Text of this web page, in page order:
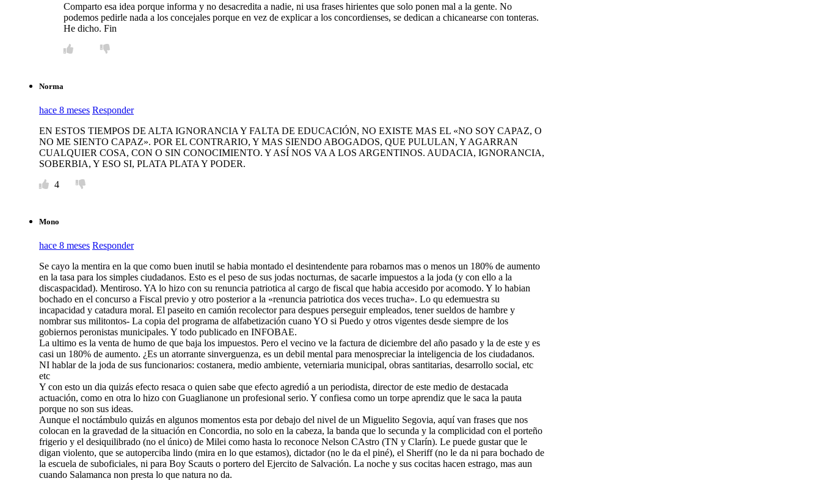
Comparto esa idea porque informa y no desacredita a nadie, ni usa frases hirientes que solo ponen mal a la gente. No
podemos pedirle nada a los concejales porque en vez de explicar a los concordienses, se dedican a chicanearse con tonteras.
He dicho. Fin
Norma
hace 8 meses Responder
EN ESTOS TIEMPOS DE ALTA IGNORANCIA Y FALTA DE EDUCACIÓN, NO EXISTE MAS EL «NO SOY CAPAZ, O
NO ME SIENTO CAPAZ». POR EL CONTRARIO, Y MAS SIENDO ABOGADOS, QUE PULULAN, Y AGARRAN
CUALQUIER COSA, CON O SIN CONOCIMIENTO. Y ASÍ NOS VA A LOS ARGENTINOS. AUDACIA, IGNORANCIA,
SOBERBIA, Y ESO SI, PLATA PLATA Y PODER.
4
Mono
hace 8 meses Responder
Se cayo la mentira en la que como buen inutil se habia montado el desintendente para robarnos mas o menos un 180% de aumento
en la tasa para los simples ciudadanos. Esto es el peso de sus jodas nocturnas, de sacarle impuestos a la joda (y con ello a la
discaspacidad). Mentiroso. YA lo hizo con su renuncia patriotica al cargo de fiscal que habia accesido por acomodo. Y lo habian
bochado en el concurso a Fiscal previo y otro posterior a la «renuncia patriotica dos veces trucha». Lo qu edemuestra su
incapacidad y catadura moral. El paseito en camión recolector para despues perseguir empleados, tener sueldos de hambre y
nombrar sus militontos- La copia del programa de alfabetización cuano YO si Puedo y otros vigentes desde siempre de los
gobiernos peronistas municipales. Y todo publicado en INFOBAE.
La ultimo es la venta de humo de que baja los impuestos. Pero el vecino ve la factura de diciembre del año pasado y la de este y es
casi un 180% de aumento. ¿Es un atorrante sinverguenza, es un debil mental para menospreciar la inteligencia de los ciudadanos.
NI hablar de la joda de sus funcionarios: costanera, medio ambiente, veterniaria municipal, obras santitarias, desarrollo social, etc
etc
Y con esto un dia quizás efecto resaca o quien sabe que efecto agredió a un periodista, director de este medio de destacada
actuación, como en otra lo hizo con Guaglianone un profesional serio. Y confiesa como un torpe aprendiz que le saca la pauta
porque no son sus ideas.
Aunque el noctámbulo quizás en algunos momentos esta por debajo del nivel de un Miguelito Segovia, aquí van frases que nos
colocan en la gravedad de la situación en Concordia, no solo en la cabeza, la banda que lo secunda y la complicidad con el porteño
frigerio y el desiquilibrado (no el único) de Milei como hasta lo reconoce Nelson CAstro (TN y Clarín). Le puede gustar que le
digan violento, que se autoperciba lindo (mira en lo que estamos), dictador (no le da el piné), el Sheriff (no le da ni para bochado de
la escuela de suboficiales, ni para Boy Scauts o portero del Ejercito de Salvación. La noche y sus cocitas hacen estrago, mas aun
cuando Salamanca non presta lo que natura no da.